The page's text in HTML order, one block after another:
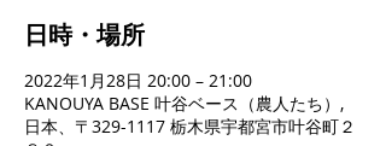
日時・場所
2022年1月28日 20:00 – 21:00
KANOUYA BASE 叶谷ベース（農人たち）,
日本、〒329-1117 栃木県宇都宮市叶谷町２